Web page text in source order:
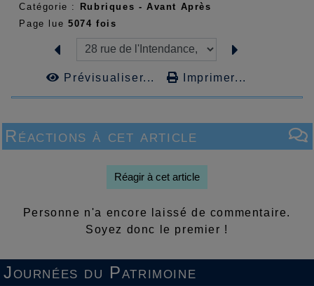
Journées du Patrimoine
Catégorie : Rubriques - Avant Après
Page lue 5074 fois
Prévisualiser... Imprimer...
Réactions à cet article
Réagir à cet article
Personne n'a encore laissé de commentaire.
Soyez donc le premier !